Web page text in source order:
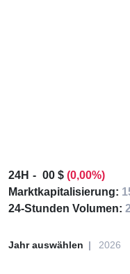
24H 00 $ (0,00%)
Marktkapitalisierung:
24-Stunden Volumen:
Jahr auswählen 2026